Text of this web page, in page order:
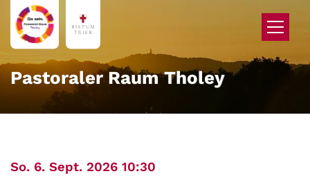
Zum Inhalt springen
Pastoraler Raum Tholey
So. 6. Sept. 2026 10:30